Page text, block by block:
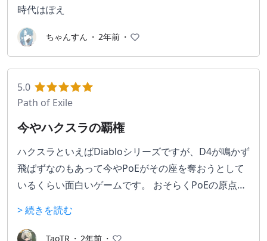
時代はぽえ
ちゃんすん ・ 2年前 ・
5.0
Path of Exile
今やハクスラの覇権
ハクスラといえばDiabloシリーズですが、D4が鳴かず
飛ばずなのもあって今やPoEがその座を奪おうとして
いるくらい面白いゲームです。 おそらくPoEの原点は
げでだいぶ違うゲームになっています。（そもそもビ
ルド構築の根本からして違う） 最新シーズンでは何故
> 続きを読む
TaoTR ・ 2年前 ・